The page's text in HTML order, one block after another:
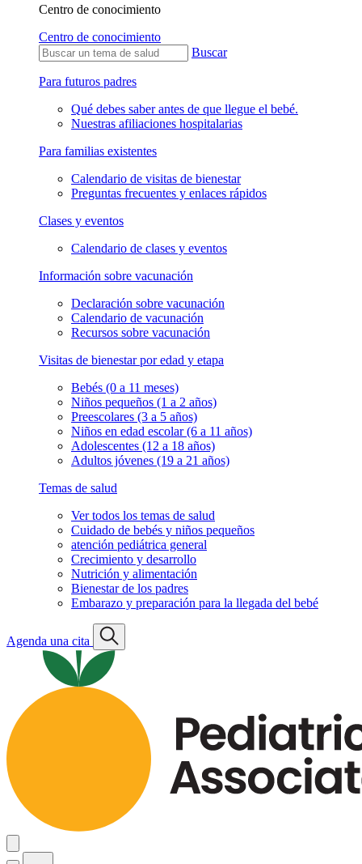
Centro de conocimiento
Centro de conocimiento
Buscar
Para futuros padres
Qué debes saber antes de que llegue el bebé.
Nuestras afiliaciones hospitalarias
Para familias existentes
Calendario de visitas de bienestar
Preguntas frecuentes y enlaces rápidos
Clases y eventos
Calendario de clases y eventos
Información sobre vacunación
Declaración sobre vacunación
Calendario de vacunación
Recursos sobre vacunación
Visitas de bienestar por edad y etapa
Bebés (0 a 11 meses)
Niños pequeños (1 a 2 años)
Preescolares (3 a 5 años)
Niños en edad escolar (6 a 11 años)
Adolescentes (12 a 18 años)
Adultos jóvenes (19 a 21 años)
Temas de salud
Ver todos los temas de salud
Cuidado de bebés y niños pequeños
atención pediátrica general
Crecimiento y desarrollo
Nutrición y alimentación
Bienestar de los padres
Embarazo y preparación para la llegada del bebé
Agenda una cita